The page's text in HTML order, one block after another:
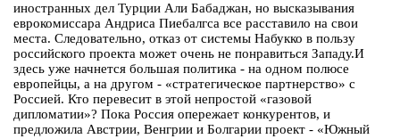
иностранных дел Турции Али Бабаджан, но высказывания
еврокомиссара Андриса Пиебалгса все расставило на свои
места. Следовательно, отказ от системы Набукко в пользу
российского проекта может очень не понравиться Западу.И
здесь уже начнется большая политика - на одном полюсе
европейцы, а на другом - «стратегическое партнерство» с
Россией. Кто перевесит в этой непростой «газовой
дипломатии»? Пока Россия опережает конкурентов, и
предложила Австрии, Венгрии и Болгарии проект - «Южный